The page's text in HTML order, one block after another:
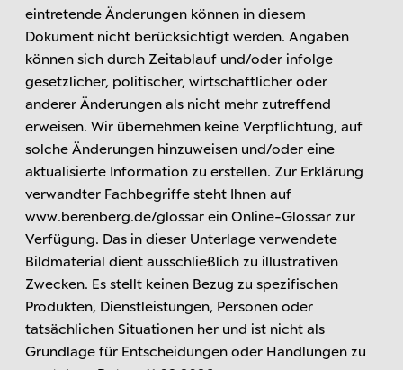
eintretende Änderungen können in diesem
Dokument nicht berücksichtigt werden. Angaben
können sich durch Zeitablauf und/oder infolge
gesetzlicher, politischer, wirtschaftlicher oder
anderer Änderungen als nicht mehr zutreffend
erweisen. Wir übernehmen keine Verpflichtung, auf
solche Änderungen hinzuweisen und/oder eine
aktualisierte Information zu erstellen. Zur Erklärung
verwandter Fachbegriffe steht Ihnen auf
www.berenberg.de/glossar ein Online-Glossar zur
Verfügung. Das in dieser Unterlage verwendete
Bildmaterial dient ausschließlich zu illustrativen
Zwecken. Es stellt keinen Bezug zu spezifischen
Produkten, Dienstleistungen, Personen oder
tatsächlichen Situationen her und ist nicht als
Grundlage für Entscheidungen oder Handlungen zu